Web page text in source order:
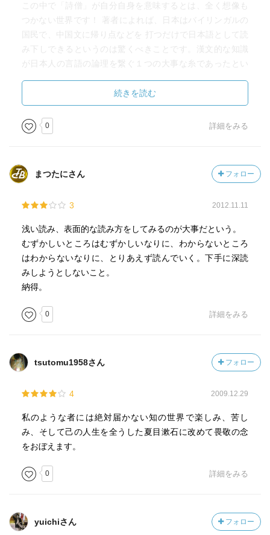
この中で「詩僧」が自分自身を意味するとは、全く想像も
つかない世界です！ 著者によれば、日本はバイリンガルの
国民で、中国文に帰り点などを 打つだけで日本語として読
み下しできるというのは驚くべきことです。漢文的な知識
が日本人の言語の論理を繋ぐ１つの大事な糸であったとい
いるのかも知れません。続きを読む
0 詳細をみる
まつたにさん フォロー
3 2012.11.11
浅い読み、表面的な読み方をしてみるのが大事だという。
むずかしいところはむずかしいなりに、わからないところ
はわからないなりに、とりあえず読んでいく。下手に深読
みしようとしないこと。
納得。
0 詳細をみる
tsutomu1958さん フォロー
4 2009.12.29
私のような者には絶対届かない知の世界で楽しみ、苦し
み、そして己の人生を全うした夏目漱石に改めて畏敬の念
をおぼえます。
0 詳細をみる
yuichiさん フォロー